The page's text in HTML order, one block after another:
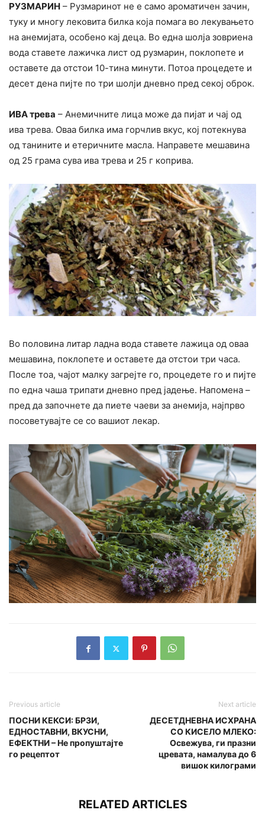
РУЗМАРИН – Рузмаринот не е само ароматичен зачин,
туку и многу лековита билка која помага во лекувањето
на анемијата, особено кај деца. Во една шолја зовриена
вода ставете лажичка лист од рузмарин, поклопете и
оставете да отстои 10-тина минути. Потоа процедете и
десет дена пијте по три шолји дневно пред секој оброк.
ИВА трева – Анемичните лица може да пијат и чај од
ива трева. Оваа билка има горчлив вкус, кој потекнува
од танините и етеричните масла. Направете мешавина
од 25 грама сува ива трева и 25 г коприва.
Во половина литар ладна вода ставете лажица од оваа
мешавина, поклопете и оставете да отстои три часа.
После тоа, чајот малку загрејте го, процедете го и пијте
по една чаша трипати дневно пред јадење. Напомена –
пред да започнете да пиете чаеви за анемија, најпрво
посоветувајте се со вашиот лекар.
Previous article
ПОСНИ КЕКСИ: БРЗИ,
ЕДНОСТАВНИ, ВКУСНИ,
ЕФЕКТНИ – Не пропуштајте
го рецептот
Next article
ДЕСЕТДНЕВНА ИСХРАНА
СО КИСЕЛО МЛЕКО:
Освежува, ги празни
цревата, намалува до 6
вишок килограми
RELATED ARTICLES